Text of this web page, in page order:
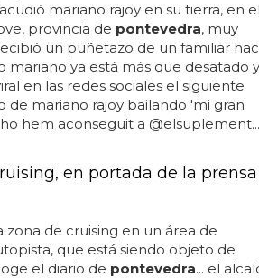
mariano rajoy en su tierra, en el
provincia de pontevedra, muy
un puñetazo de un familiar
mariano ya está más que desatado y
en las redes sociales el siguiente
de mariano rajoy bailando 'mi gran
hem aconseguit a @elsuplement...
en portada de la prensa
zona de cruising en un área de
que está siendo objeto de
el diario de pontevedra... el